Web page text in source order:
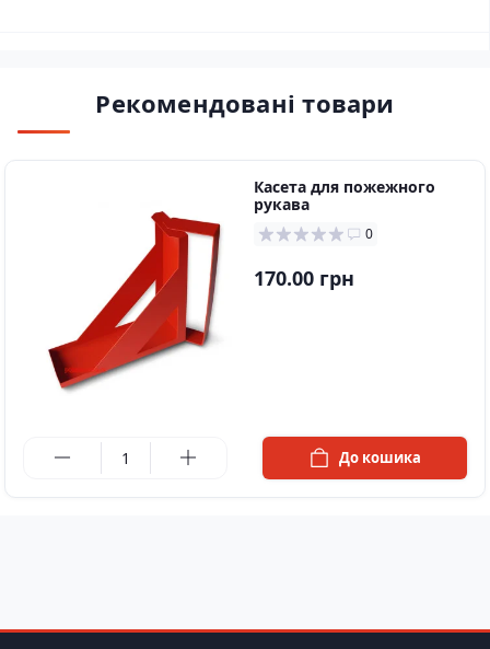
Рекомендовані товари
Касета для пожежного
рукава
0
170.00 грн
До кошика